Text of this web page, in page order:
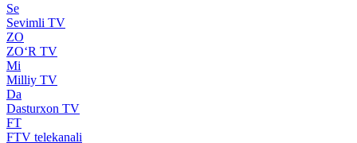
Se
Sevimli TV
ZO
ZO‘R TV
Mi
Milliy TV
Da
Dasturxon TV
FT
FTV telekanali